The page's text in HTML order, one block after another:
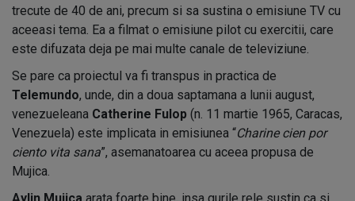
trecute de 40 de ani, precum si sa sustina o emisiune TV cu
aceeasi tema. Ea a filmat o emisiune pilot cu exercitii, care
este difuzata deja pe mai multe canale de televiziune.
Se pare ca proiectul va fi transpus in practica de
Telemundo, unde, din a doua saptamana a lunii august,
venezueleana Catherine Fulop (n. 11 martie 1965, Caracas,
Venezuela) este implicata in emisiunea “Charine cien por
ciento vita sana”, asemanatoarea cu aceea propusa de
Mujica.